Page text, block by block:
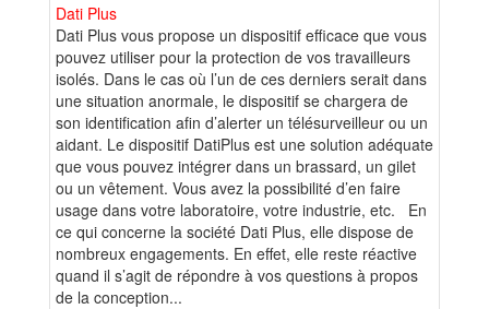
Dati Plus
Dati Plus vous propose un dispositif efficace que vous
pouvez utiliser pour la protection de vos travailleurs
isolés. Dans le cas où l’un de ces derniers serait dans
une situation anormale, le dispositif se chargera de
son identification afin d’alerter un télésurveilleur ou un
aidant. Le dispositif DatiPlus est une solution adéquate
que vous pouvez intégrer dans un brassard, un gilet
ou un vêtement. Vous avez la possibilité d’en faire
usage dans votre laboratoire, votre industrie, etc. En
ce qui concerne la société Dati Plus, elle dispose de
nombreux engagements. En effet, elle reste réactive
quand il s’agit de répondre à vos questions à propos
de la conception...